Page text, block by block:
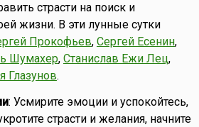
страсти на поиск и
жизни. В эти лунные сутки
Прокофьев, Сергей Есенин,
Шумахер, Станислав Ежи Лец,
Глазунов.
: Усмирите эмоции и успокойтесь,
страсти и желания, начните